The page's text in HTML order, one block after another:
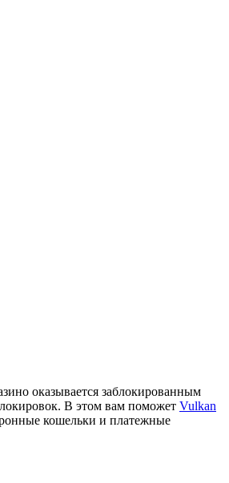
оказывается заблокированным
В этом вам поможет Vulkan
кошельки и платежные